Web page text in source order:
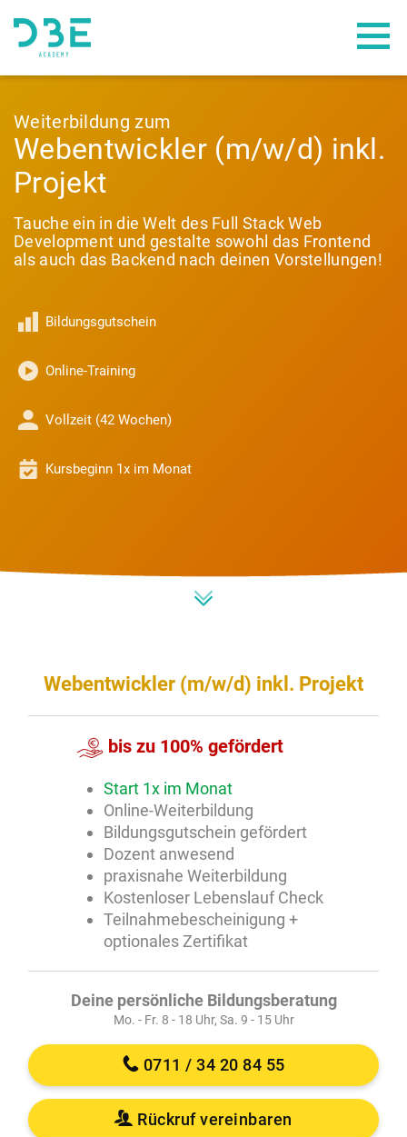
FÖRDERUNGEN
Weiterbildung zum
Webentwickler (m/w/d) inkl.
Projekt
Tauche ein in die Welt des Full Stack Web
Development und gestalte sowohl das Frontend
als auch das Backend nach deinen Vorstellungen!
Bildungsgutschein
Online-Training
Vollzeit (42 Wochen)
Kursbeginn 1x im Monat
Webentwickler (m/w/d) inkl. Projekt
bis zu 100% gefördert
Start 1x im Monat
Online-Weiterbildung
Bildungsgutschein gefördert
Dozent anwesend
praxisnahe Weiterbildung
Kostenloser Lebenslauf Check
Teilnahmebescheinigung +
optionales Zertifikat
Deine persönliche Bildungsberatung
Mo. - Fr. 8 - 18 Uhr, Sa. 9 - 15 Uhr
0711 / 34 20 84 55
Rückruf vereinbaren